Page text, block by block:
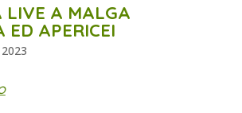
LIVE A MALGA
ED APERICEI